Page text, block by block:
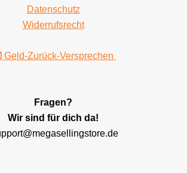
Datenschutz
Widerrufsrecht
Geld-Zurück-Versprechen
Fragen?
Wir sind für dich da!